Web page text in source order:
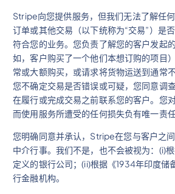
Stripe向您提供服务，但我们无法了解任何
订单或其他交易（以下统称为“交易”）是
符合您的业务。您负责了解您的客户发起
如，客户购买了一个他们本想订购的项目
常或大额购买，或请求将货物运送到通常
您不确定交易是否错误或可疑，您同意调
在履行或完成交易之前联系您的客户。您
而使用服务所遭受的任何损失负有唯一责任
您明确同意并承认，Stripe在您与客户之
中介行事。我们不是，也不会被视为：(i)根
定义的银行公司；(ii)根据《1934年印度储
行金融机构。